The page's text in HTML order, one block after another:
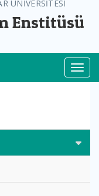
ÜNİVERSİTESİ
Enstitüsü